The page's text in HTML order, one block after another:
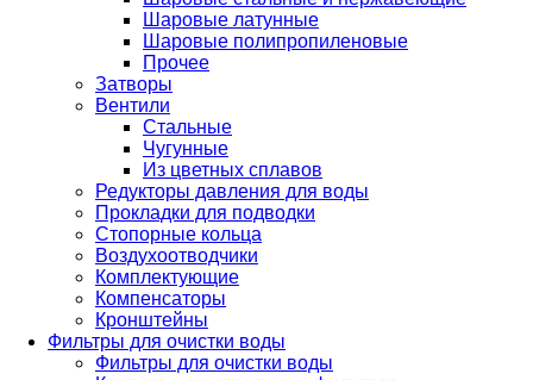
Шаровые латунные
Шаровые полипропиленовые
Прочее
Затворы
Вентили
Стальные
Чугунные
Из цветных сплавов
Редукторы давления для воды
Прокладки для подводки
Стопорные кольца
Воздухоотводчики
Комплектующие
Компенсаторы
Кронштейны
Фильтры для очистки воды
Фильтры для очистки воды